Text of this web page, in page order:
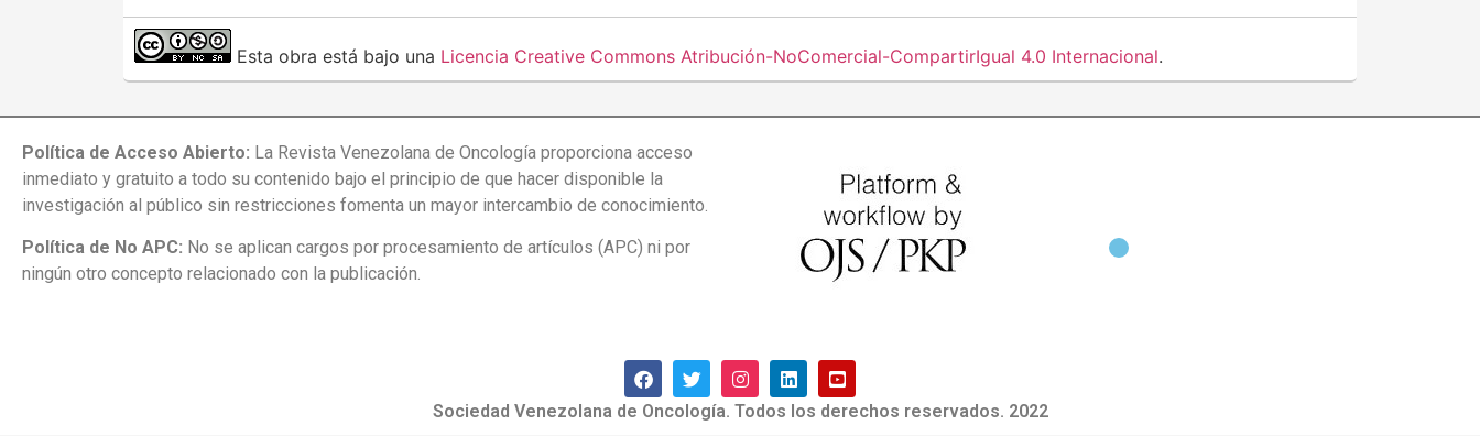
Esta obra está bajo una Licencia Creative Commons Atribución-NoComercial-CompartirIgual 4.0 Internacional.
Política de Acceso Abierto: La Revista Venezolana de Oncología proporciona acceso
inmediato y gratuito a todo su contenido bajo el principio de que hacer disponible la
investigación al público sin restricciones fomenta un mayor intercambio de conocimiento.
Política de No APC: No se aplican cargos por procesamiento de artículos (APC) ni por
ningún otro concepto relacionado con la publicación.
Sociedad Venezolana de Oncología. Todos los derechos reservados. 2022